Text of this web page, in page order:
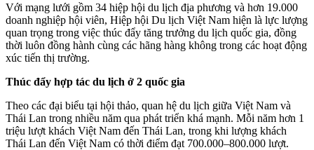
Với mạng lưới gồm 34 hiệp hội du lịch địa phương và hơn 19.000
doanh nghiệp hội viên, Hiệp hội Du lịch Việt Nam hiện là lực lượng
quan trọng trong việc thúc đẩy tăng trưởng du lịch quốc gia, đồng
thời luôn đồng hành cùng các hãng hàng không trong các hoạt động
xúc tiến thị trường.
Thúc đẩy hợp tác du lịch ở 2 quốc gia
Theo các đại biểu tại hội thảo, quan hệ du lịch giữa Việt Nam và
Thái Lan trong nhiều năm qua phát triển khá mạnh. Mỗi năm hơn 1
triệu lượt khách Việt Nam đến Thái Lan, trong khi lượng khách
Thái Lan đến Việt Nam có thời điểm đạt 700.000–800.000 lượt.